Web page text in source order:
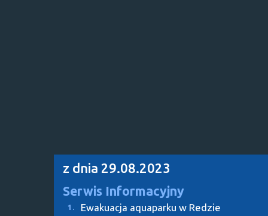
z dnia 29.08.2023
Serwis Informacyjny
1. Ewakuacja aquaparku w Redzie